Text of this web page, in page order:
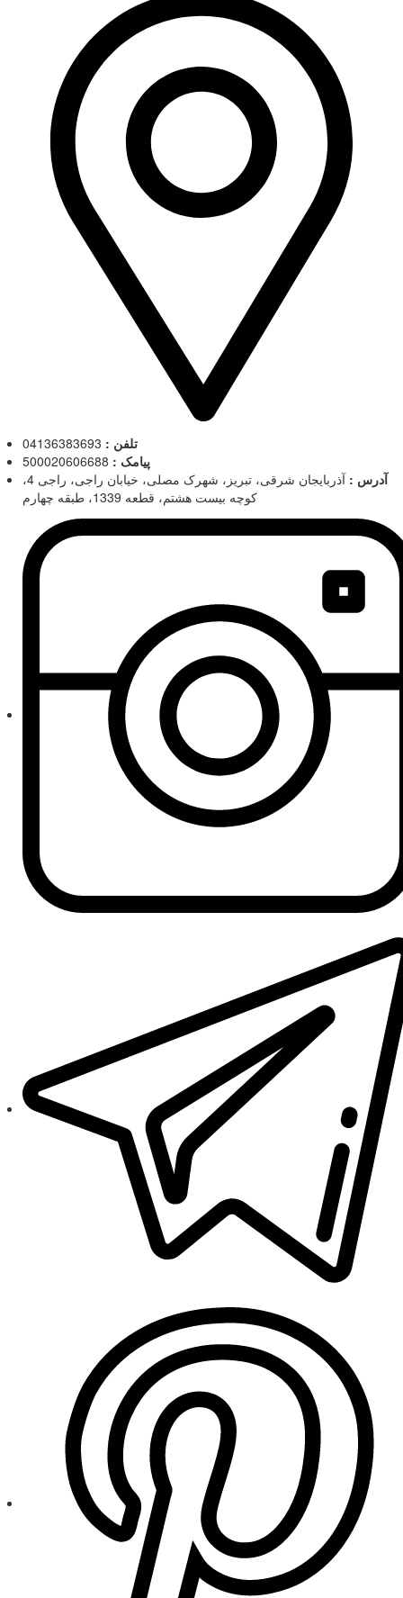
تلفن :
پیامک :
آدرس :
آذربایجان شرقی، تبریز، شهرک مصلی، خیابان راجی، راجی 4،
کوچه بیست هشتم، قطعه 1339، طبقه چهارم